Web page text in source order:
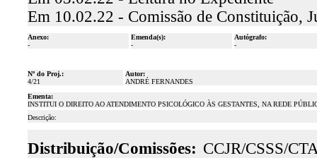
Em 10.02.22 - Comissão de Constituição,
Anexo:
-
Emenda(s):
-
Autógrafo:
-
Nº do Proj.:
4/21
Autor:
ANDRÉ FERNANDES
Ementa:
INSTITUI O DIREITO AO ATENDIMENTO PSICOLÓGICO ÀS GESTANTES, NA REDE
Descrição:
Distribuição/Comissões: CCJR/CSSS/